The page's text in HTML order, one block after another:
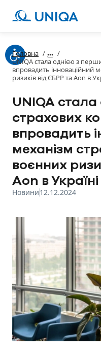
Головна /
/
UNIQA стала однією з
впровадить інноваційний
ризиків від ЄБРР та Аоn в
UNIQA
страхових
впровадить
механізм
воєнних
Аоn в Україні
Новини12.12.2024